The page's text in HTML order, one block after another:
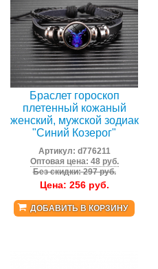
Браслет гороскоп
плетенный кожаный
женский, мужской зодиак
"Синий Козерог"
Артикул: d776211
Оптовая цена: 48 руб.
Без скидки: 297 руб.
Цена: 256руб.
ДОБАВИТЬ В КОРЗИНУ